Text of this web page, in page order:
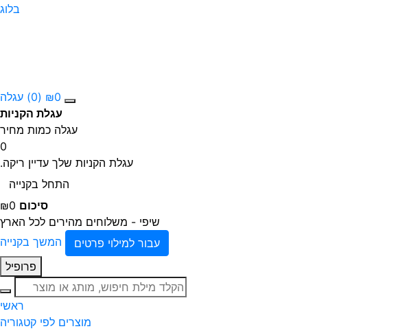
בלוג
₪0
(0)
עגלה
עגלת הקניות
עגלה כמות מחיר
0
עגלת הקניות שלך עדיין ריקה.
התחל בקנייה
סיכום ₪0
שיפי - משלוחים מהירים לכל הארץ
עבור למילוי פרטים
המשך בקנייה
פרופיל
חיפוש
ראשי
מוצרים לפי קטגוריה